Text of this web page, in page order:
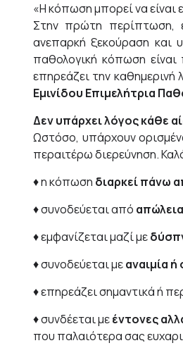
«Η κόπωση μπορεί να είναι
Στην πρώτη περίπτωση,
ανεπαρκή ξεκούραση και
παθολογική κόπωση είναι
επηρεάζει την καθημερινή
Εμινίδου Επιμελήτρια
Δεν υπάρχει λόγος κάθε
Ωστόσο, υπάρχουν
περαιτέρω διερεύνηση.
♦ η κόπωση διαρκεί πάνω
♦ συνοδεύεται από
♦ εμφανίζεται μαζί με
♦ συνοδεύεται μεαναιμία
♦ επηρεάζει σημαντικά ή
♦ συνδέεται μεέντονες
που παλαιότερα σας